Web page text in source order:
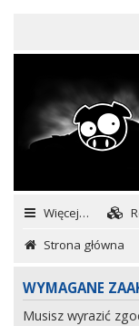
Więcej…
Strona główna
WYMAGANE
Musisz wyrazić